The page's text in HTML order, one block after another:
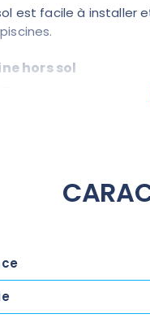
est facile à installer
hors sol